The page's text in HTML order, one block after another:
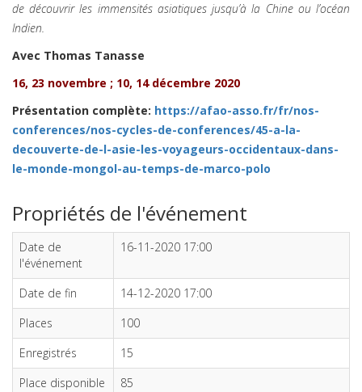
de découvrir les immensités asiatiques jusqu’à la Chine ou l’océan
Indien.
Avec Thomas Tanasse
16, 23 novembre ; 10, 14 décembre 2020
Présentation complète: https://afao-asso.fr/fr/nos-
conferences/nos-cycles-de-conferences/45-a-la-
decouverte-de-l-asie-les-voyageurs-occidentaux-dans-
le-monde-mongol-au-temps-de-marco-polo
Propriétés de l'événement
Date de
l'événement
16-11-2020 17:00
Date de fin
14-12-2020 17:00
Places
100
Enregistrés
15
Place disponible
85